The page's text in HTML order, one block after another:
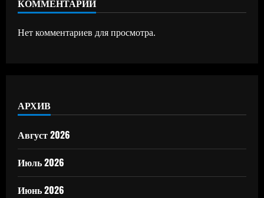
КОММЕНТАРИИ
Нет комментариев для просмотра.
АРХИВ
Август 2026
Июль 2026
Июнь 2026